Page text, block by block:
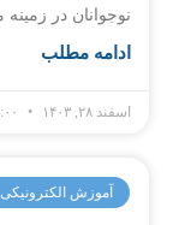
نوجوانان در
ادامه مطلب
اسفند ۲۸, ۱۴۰۳
آموزش الکترونیکی